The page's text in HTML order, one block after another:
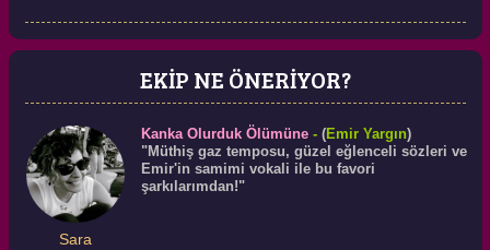
EKİP NE ÖNERİYOR?
Sara
Kanka Olurduk Ölümüne- (Emir Yargın)
"Müthiş gaz temposu, güzel eğlenceli sözleri ve
Emir'in samimi vokali ile bu favori
şarkılarımdan!"